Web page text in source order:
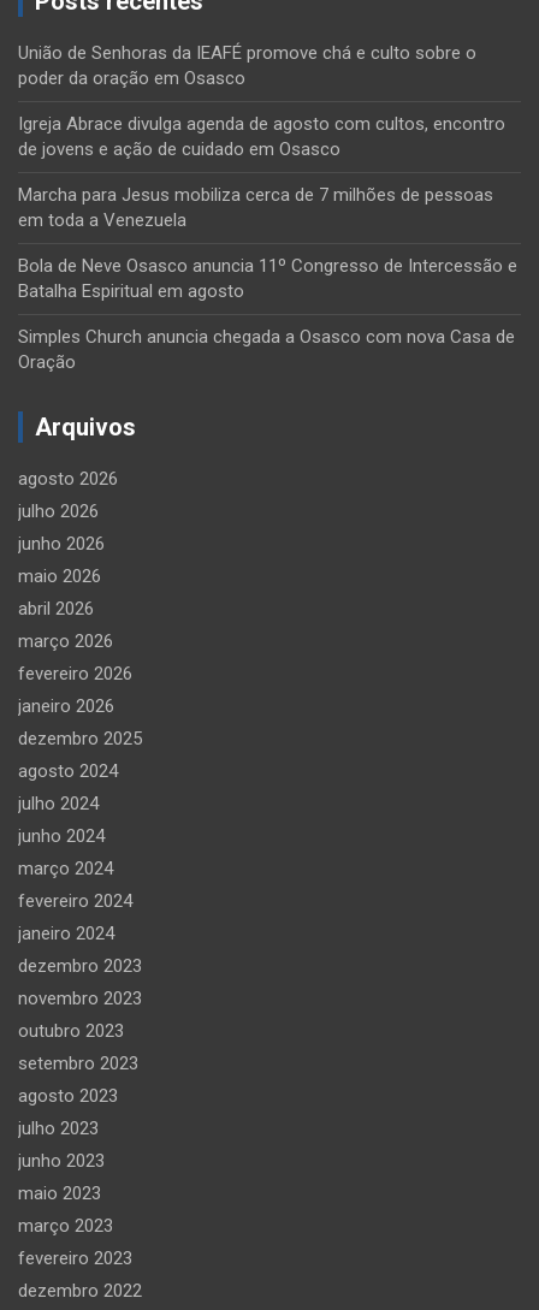
União de Senhoras da IEAFÉ promove chá e culto sobre o
poder da oração em Osasco
Igreja Abrace divulga agenda de agosto com cultos, encontro
de jovens e ação de cuidado em Osasco
Marcha para Jesus mobiliza cerca de 7 milhões de pessoas
em toda a Venezuela
Bola de Neve Osasco anuncia 11º Congresso de Intercessão e
Batalha Espiritual em agosto
Simples Church anuncia chegada a Osasco com nova Casa de
Oração
Arquivos
agosto 2026
julho 2026
junho 2026
maio 2026
abril 2026
março 2026
fevereiro 2026
janeiro 2026
dezembro 2025
agosto 2024
julho 2024
junho 2024
março 2024
fevereiro 2024
janeiro 2024
dezembro 2023
novembro 2023
outubro 2023
setembro 2023
agosto 2023
julho 2023
junho 2023
maio 2023
março 2023
fevereiro 2023
dezembro 2022